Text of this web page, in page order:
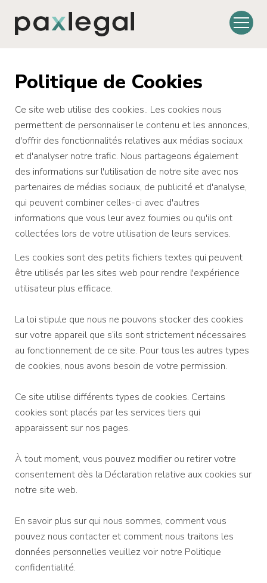
Politique de Cookies
Ce site web utilise des cookies.. Les cookies nous
permettent de personnaliser le contenu et les annonces,
d'offrir des fonctionnalités relatives aux médias sociaux
et d'analyser notre trafic. Nous partageons également
des informations sur l'utilisation de notre site avec nos
partenaires de médias sociaux, de publicité et d'analyse,
qui peuvent combiner celles-ci avec d'autres
informations que vous leur avez fournies ou qu'ils ont
collectées lors de votre utilisation de leurs services.
Les cookies sont des petits fichiers textes qui peuvent
être utilisés par les sites web pour rendre l'expérience
utilisateur plus efficace.
La loi stipule que nous ne pouvons stocker des cookies
sur votre appareil que s’ils sont strictement nécessaires
au fonctionnement de ce site. Pour tous les autres types
de cookies, nous avons besoin de votre permission.
Ce site utilise différents types de cookies. Certains
cookies sont placés par les services tiers qui
apparaissent sur nos pages.
À tout moment, vous pouvez modifier ou retirer votre
consentement dès la Déclaration relative aux cookies sur
notre site web.
En savoir plus sur qui nous sommes, comment vous
pouvez nous contacter et comment nous traitons les
données personnelles veuillez voir notre Politique
confidentialité.